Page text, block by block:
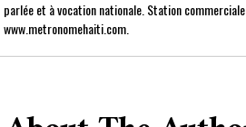
parlée et à vocation nationale. Station
www.metronomehaiti.com.